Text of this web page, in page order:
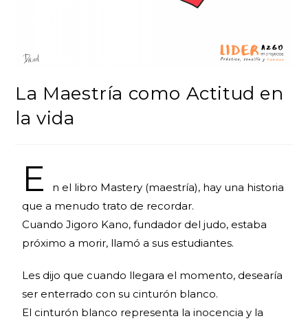
La Maestría como Actitud en
la vida
E
n el libro Mastery (maestría), hay una historia
que a menudo trato de recordar.
Cuando Jigoro Kano, fundador del judo, estaba
próximo a morir, llamó a sus estudiantes.
Les dijo que cuando llegara el momento, desearía
ser enterrado con su cinturón blanco.
El cinturón blanco representa la inocencia y la